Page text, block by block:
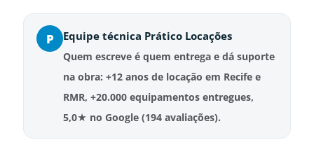
P Equipe técnica Prático Locações
Quem escreve é quem entrega e dá suporte
na obra: +12 anos de locação em Recife e
RMR, +20.000 equipamentos entregues,
5,0★ no Google (194 avaliações).